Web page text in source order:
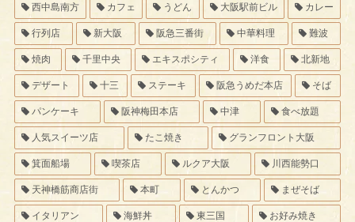
西中島南方 カフェ うどん 大阪駅前ビル カレー
行列店 新大阪 阪急三番街 中華料理 難波
焼肉 千里中央 エキスポシティ 洋食 北新地
デザート 十三 ステーキ 阪急うめだ本店 そば
パンケーキ 阪神梅田本店 中津 食べ放題
人気スイーツ店 たこ焼き グランフロント大阪
箕面船場 喫茶店 ルクア大阪 川西能勢口
天神橋筋商店街 本町 とんかつ まぜそば
イタリアン 海鮮丼 東三国 お好み焼き